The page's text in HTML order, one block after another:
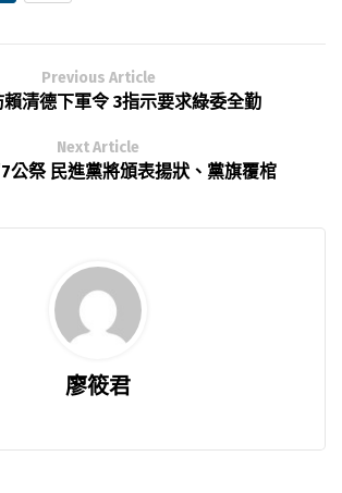
Previous Article
清德下軍令 3指示要求綠委全勤
Next Article
公祭 民進黨將頒表揚狀、黨旗覆棺
廖筱君